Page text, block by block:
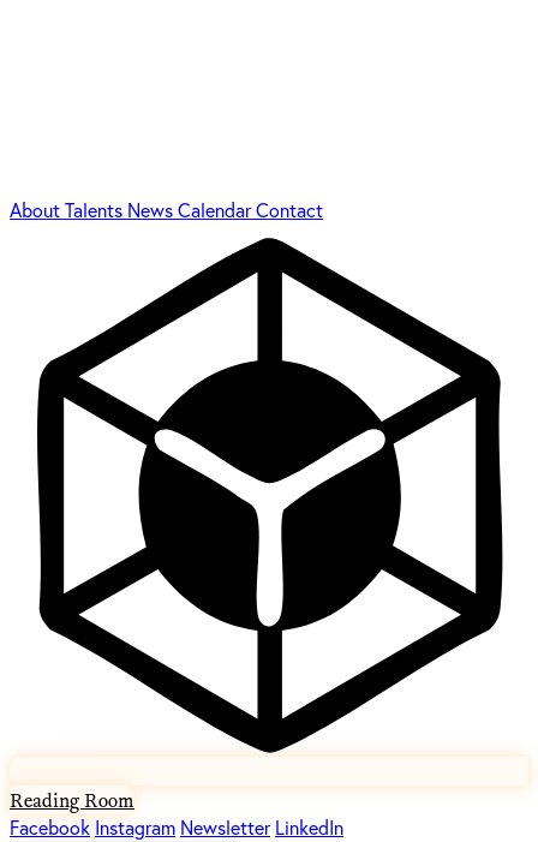
AboutTalents NewsCalendarContact
Reading Room
Facebook Instagram Newsletter LinkedIn